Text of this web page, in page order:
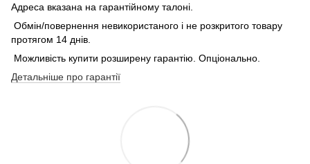
Адреса вказана на гарантійному талоні.
Обмін/повернення невикористаного і не розкритого товару
протягом 14 днів.
Можливість купити розширену гарантію. Опціонально.
Детальніше про гарантії